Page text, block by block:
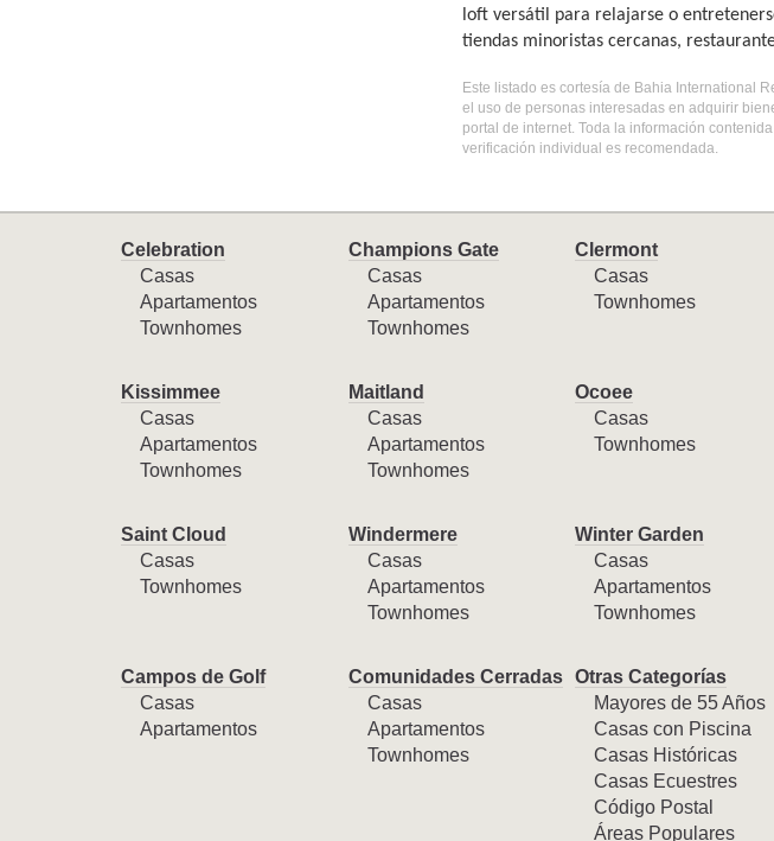
loft versátil para relajarse o
tiendas minoristas cercanas,
Este listado es cortesía de Bahia International
el uso de personas interesadas en adquirir
portal de internet. Toda la información
verificación individual es recomendada.
Celebration
Casas
Apartamentos
Townhomes
Champions Gate
Casas
Apartamentos
Townhomes
Clermont
Casas
Townhomes
Kissimmee
Casas
Apartamentos
Townhomes
Maitland
Casas
Apartamentos
Townhomes
Ocoee
Casas
Townhomes
Saint Cloud
Casas
Townhomes
Windermere
Casas
Apartamentos
Townhomes
Winter Garden
Casas
Apartamentos
Townhomes
Campos de Golf
Casas
Apartamentos
Comunidades Cerradas
Casas
Apartamentos
Townhomes
Otras Categorías
Mayores de 55 Años
Casas con Piscina
Casas Históricas
Casas Ecuestres
Código Postal
Áreas Populares